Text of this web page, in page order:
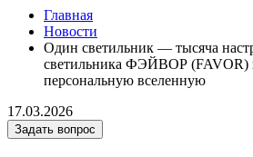
Главная
Новости
Один светильник — тысяча
светильника ФЭЙВОР (FAVOR)
персональную вселенную
17.03.2026
Задать вопрос